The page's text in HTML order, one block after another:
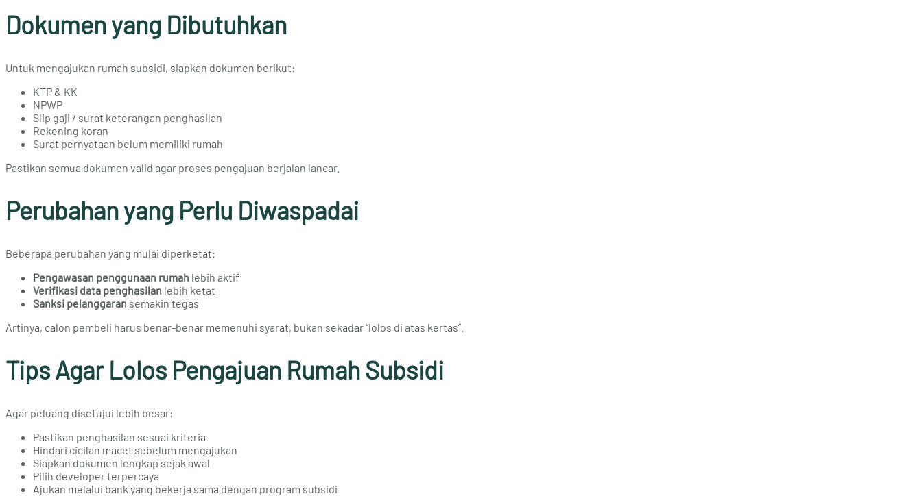
Dokumen yang Dibutuhkan
Untuk mengajukan rumah subsidi, siapkan dokumen berikut:
KTP & KK
NPWP
Slip gaji / surat keterangan penghasilan
Rekening koran
Surat pernyataan belum memiliki rumah
Pastikan semua dokumen valid agar proses pengajuan berjalan lancar.
Perubahan yang Perlu Diwaspadai
Beberapa perubahan yang mulai diperketat:
Pengawasan penggunaan rumah lebih aktif
Verifikasi data penghasilan lebih ketat
Sanksi pelanggaran semakin tegas
Artinya, calon pembeli harus benar-benar memenuhi syarat, bukan sekadar “lolos di atas kertas”.
Tips Agar Lolos Pengajuan Rumah Subsidi
Agar peluang disetujui lebih besar:
Pastikan penghasilan sesuai kriteria
Hindari cicilan macet sebelum mengajukan
Siapkan dokumen lengkap sejak awal
Pilih developer terpercaya
Ajukan melalui bank yang bekerja sama dengan program subsidi